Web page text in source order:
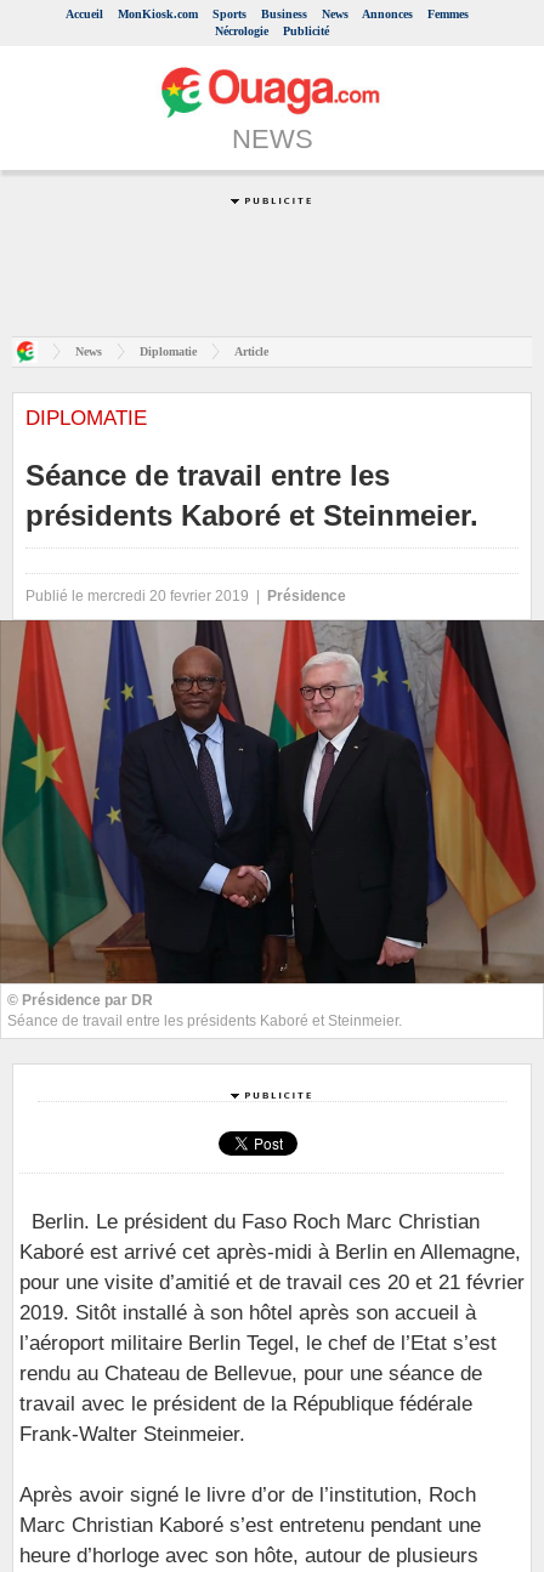
Accueil MonKiosk.com Sports Business News Annonces
Femmes
Nécrologie
Publicité
NEWS
News Diplomatie Article
DIPLOMATIE
Séance de travail entre les
présidents Kaboré et Steinmeier.
Publié le mercredi 20 fevrier 2019 | Présidence
© Présidence par DR
Séance de travail entre les présidents Kaboré et Steinmeier.
Berlin. Le président du Faso Roch Marc Christian
Kaboré est arrivé cet après-midi à Berlin en Allemagne,
pour une visite d’amitié et de travail ces 20 et 21 février
2019. Sitôt installé à son hôtel après son accueil à
l’aéroport militaire Berlin Tegel, le chef de l’Etat s’est
rendu au Chateau de Bellevue, pour une séance de
travail avec le président de la République fédérale
Frank-Walter Steinmeier.
Après avoir signé le livre d’or de l’institution, Roch
Marc Christian Kaboré s’est entretenu pendant une
heure d’horloge avec son hôte, autour de plusieurs